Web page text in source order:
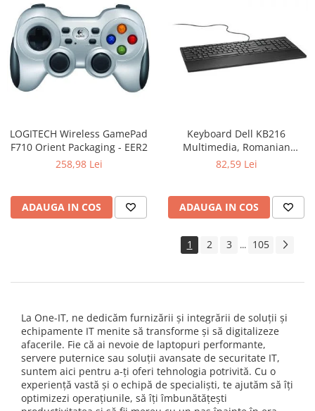
LOGITECH Wireless GamePad
F710 Orient Packaging - EER2
258,98 Lei
ADAUGA IN COS
Keyboard Dell KB216
Multimedia, Romanian
(QWERTZ), Black
82,59 Lei
ADAUGA IN COS
1 2 3 ... 105
La One-IT, ne dedicăm furnizării și integrării de soluții și
echipamente IT menite să transforme și să digitalizeze
afacerile. Fie că ai nevoie de laptopuri performante,
servere puternice sau soluții avansate de securitate IT,
suntem aici pentru a-ți oferi tehnologia potrivită. Cu o
experiență vastă și o echipă de specialiști, te ajutăm să îți
optimizezi operațiunile, să îți îmbunătățești